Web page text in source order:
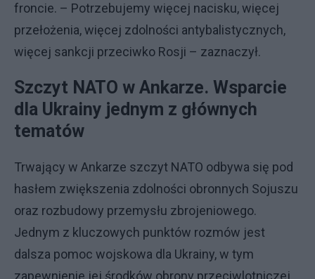
froncie. – Potrzebujemy więcej nacisku, więcej
przełożenia, więcej zdolności antybalistycznych,
więcej sankcji przeciwko Rosji – zaznaczył.
Szczyt NATO w Ankarze. Wsparcie
dla Ukrainy jednym z głównych
tematów
Trwający w Ankarze szczyt NATO odbywa się pod
hasłem zwiększenia zdolności obronnych Sojuszu
oraz rozbudowy przemysłu zbrojeniowego.
Jednym z kluczowych punktów rozmów jest
dalsza pomoc wojskowa dla Ukrainy, w tym
zapewnienie jej środków obrony przeciwlotniczej